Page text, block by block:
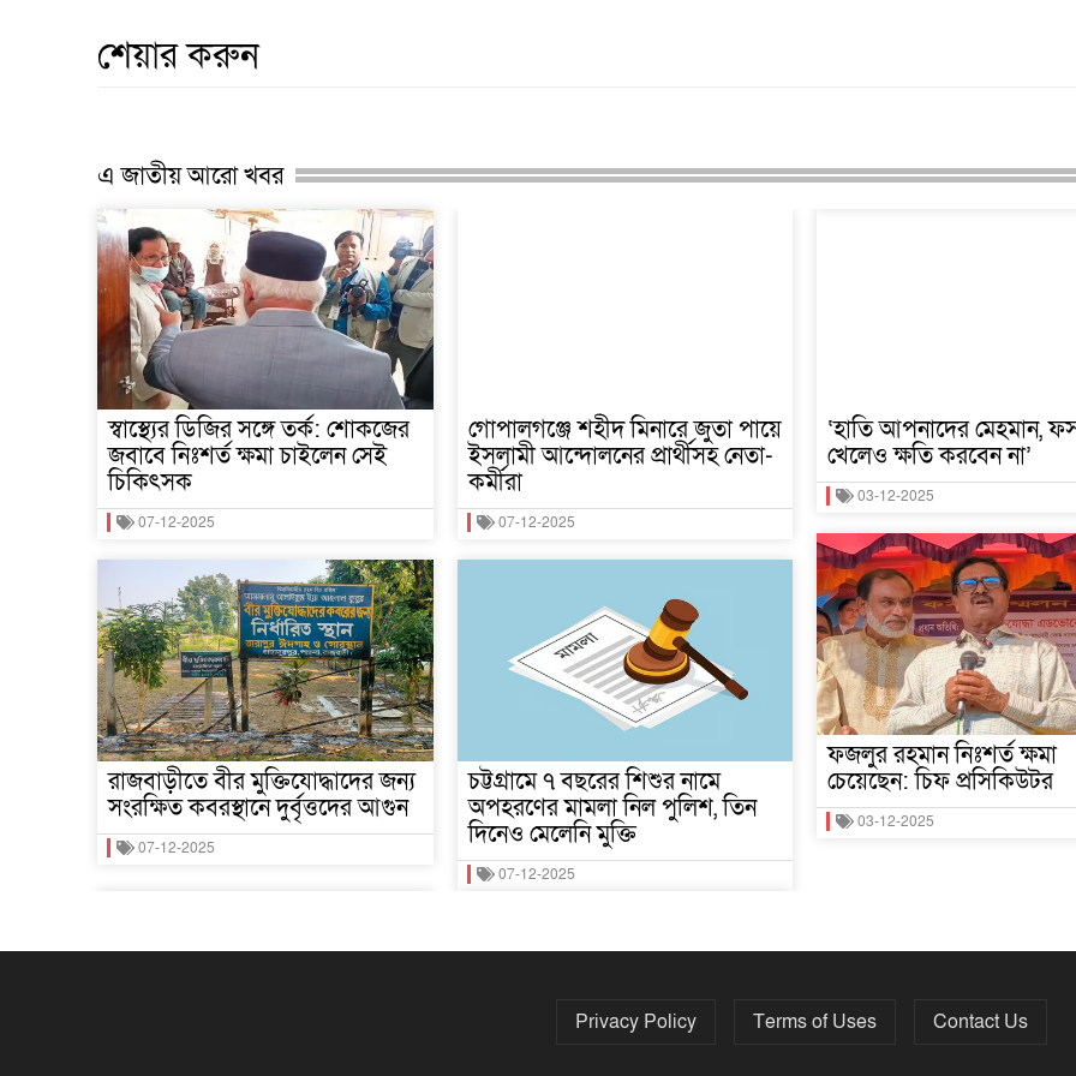
শেয়ার করুন
এ জাতীয় আরো খবর
স্বাস্থ্যের ডিজির সঙ্গে তর্ক: শোকজের
জবাবে নিঃশর্ত ক্ষমা চাইলেন সেই
চিকিৎসক
07-12-2025
রাজবাড়ীতে বীর মুক্তিযোদ্ধাদের জন্য
সংরক্ষিত কবরস্থানে দুর্বৃত্তদের আগুন
07-12-2025
গোপালগঞ্জে শহীদ মিনারে জুতা পায়ে
ইসলামী আন্দোলনের প্রার্থীসহ নেতা-
কর্মীরা
07-12-2025
চট্টগ্রামে ৭ বছরের শিশুর নামে
অপহরণের মামলা নিল পুলিশ, তিন
দিনেও মেলেনি মুক্তি
07-12-2025
‘হাতি আপনাদের মেহমান,
খেলেও ক্ষতি করবেন না’
03-12-2025
ফজলুর রহমান নিঃশর্ত ক্ষমা
চেয়েছেন: চিফ প্রসিকিউটর
03-12-2025
Privacy Policy Terms of Uses Contact Us